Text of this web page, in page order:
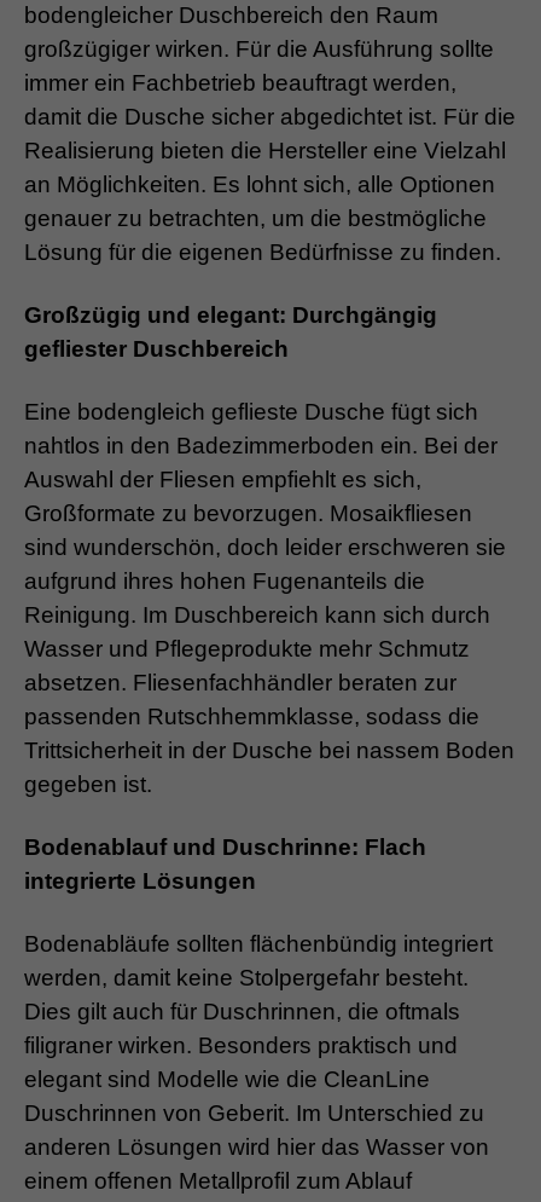
bodengleicher Duschbereich den Raum
großzügiger wirken. Für die Ausführung sollte
immer ein Fachbetrieb beauftragt werden,
damit die Dusche sicher abgedichtet ist. Für die
Realisierung bieten die Hersteller eine Vielzahl
an Möglichkeiten. Es lohnt sich, alle Optionen
genauer zu betrachten, um die bestmögliche
Lösung für die eigenen Bedürfnisse zu finden.
Großzügig und elegant: Durchgängig
gefliester Duschbereich
Eine bodengleich geflieste Dusche fügt sich
nahtlos in den Badezimmerboden ein. Bei der
Auswahl der Fliesen empfiehlt es sich,
Großformate zu bevorzugen. Mosaikfliesen
sind wunderschön, doch leider erschweren sie
aufgrund ihres hohen Fugenanteils die
Reinigung. Im Duschbereich kann sich durch
Wasser und Pflegeprodukte mehr Schmutz
absetzen. Fliesenfachhändler beraten zur
passenden Rutschhemmklasse, sodass die
Trittsicherheit in der Dusche bei nassem Boden
gegeben ist.
Bodenablauf und Duschrinne: Flach
integrierte Lösungen
Bodenabläufe sollten flächenbündig integriert
werden, damit keine Stolpergefahr besteht.
Dies gilt auch für Duschrinnen, die oftmals
filigraner wirken. Besonders praktisch und
elegant sind Modelle wie die CleanLine
Duschrinnen von Geberit. Im Unterschied zu
anderen Lösungen wird hier das Wasser von
einem offenen Metallprofil zum Ablauf